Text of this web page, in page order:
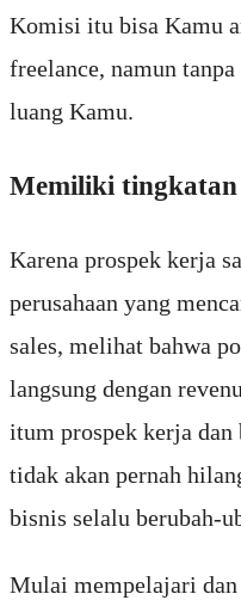
Komisi itu bisa Kamu
freelance, namun
luang Kamu.
Memiliki
Karena prospek kerja
perusahaan yang
sales, melihat bahwa
langsung dengan
itum prospek kerja dan
tidak akan pernah
bisnis selalu berubah-
Mulai mempelajari